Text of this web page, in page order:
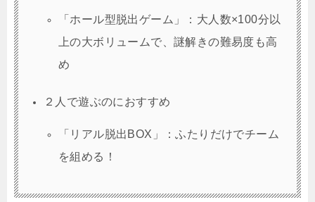
「ホール型脱出ゲーム」：大人数×100分以
上の大ボリュームで、謎解きの難易度も高
め
２人で遊ぶのにおすすめ
「リアル脱出BOX」：ふたりだけでチーム
を組める！